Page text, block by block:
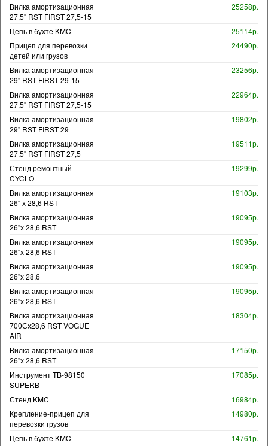
Вилка амортизационная
27,5" RST FIRST 27,5-15
25258р.
Цепь в бухте KMC
25114р.
Прицеп для перевозки
детей или грузов
24490р.
Вилка амортизационная
29" RST FIRST 29-15
23256р.
Вилка амортизационная
27,5" RST FIRST 27,5-15
22964р.
Вилка амортизационная
29" RST FIRST 29
19802р.
Вилка амортизационная
27,5" RST FIRST 27,5
19511р.
Стенд ремонтный
CYCLO
19299р.
Вилка амортизационная
26" х 28,6 RST
19103р.
Вилка амортизационная
26"х 28,6 RST
19095р.
Вилка амортизационная
26"х 28,6 RST
19095р.
Вилка амортизационная
26"х 28,6
19095р.
Вилка амортизационная
26"х 28,6 RST
19095р.
Вилка амортизационная
700Сх28,6 RST VOGUE
AIR
18304р.
Вилка амортизационная
26"х 28,6 RST
17150р.
Инструмент TB-98150
SUPERB
17085р.
Стенд KMC
16984р.
Крепление-прицеп для
перевозки грузов
14980р.
Цепь в бухте KMC 14761р.